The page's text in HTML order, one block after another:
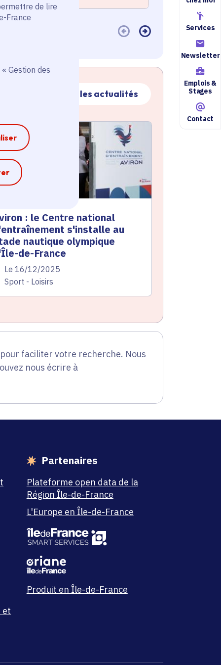
de lire
France
Gestion des
Services
Newsletter
Emplois &
Stages
Contact
Toutes les actualités
active
: le Centre national
s'installe au
nautique olympique
de-France
de l'arrêté
Le 16/12/2025
Sport - Loisirs
faciliter votre recherche. Nous
nous écrire à
et
Partenaires
Plateforme open data de la
Région Île-de-France
L'Europe en Île-de-France
Produit en Île-de-France